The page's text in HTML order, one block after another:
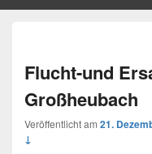
Flucht-und
Großheubach
Veröffentlicht am 21.
↓